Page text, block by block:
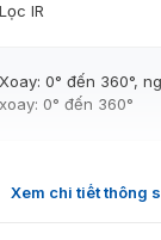
Lọc IR
Xoay: 0° đến 360°,
xoay: 0° đến 360°
Xem chi tiết thông